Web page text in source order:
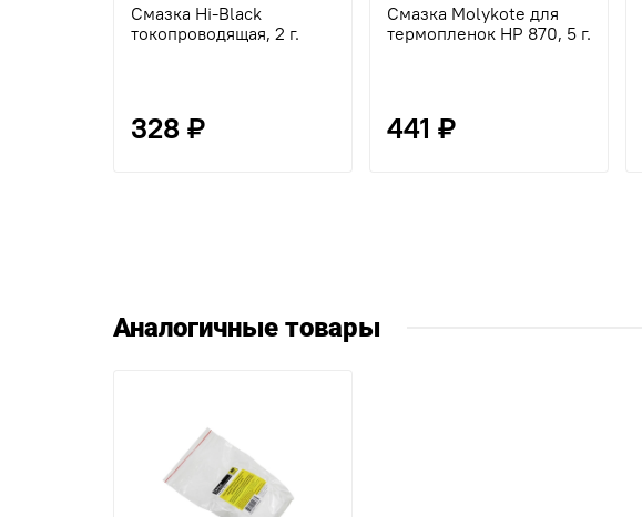
Смазка Hi-Black
токопроводящая, 2 г.
328 ₽
Смазка Molykote для
термопленок HP 870, 5 г.
441 ₽
Аналогичные товары